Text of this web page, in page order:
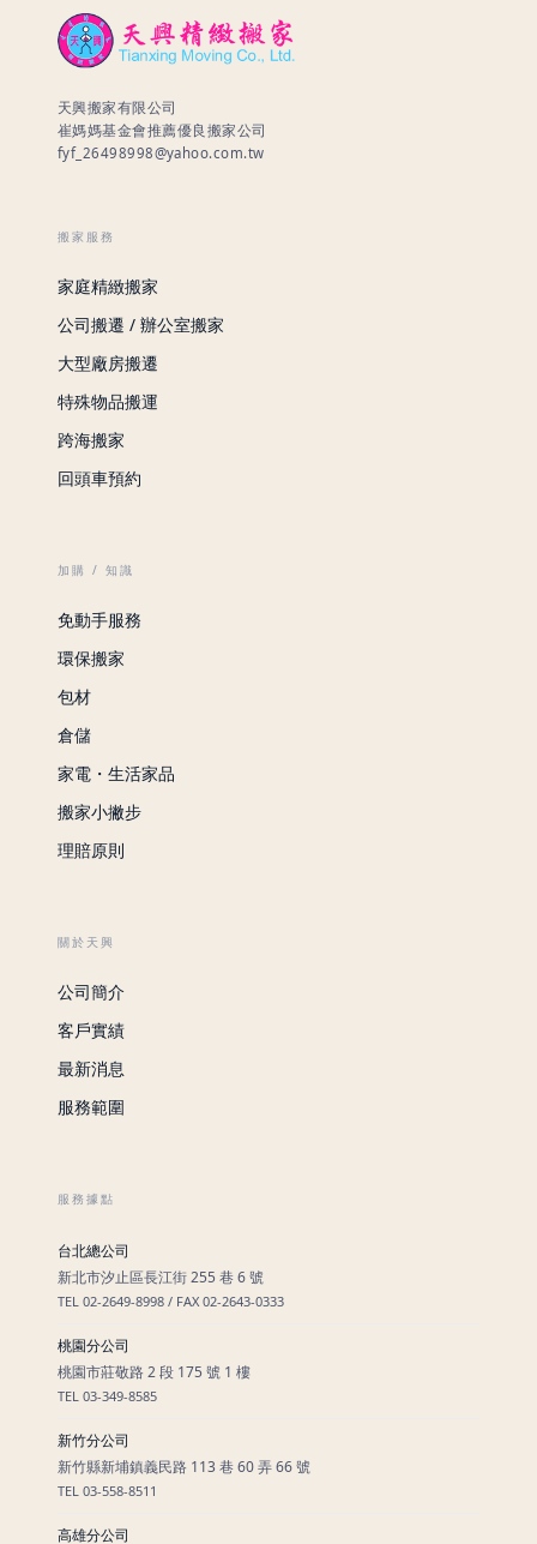
天興搬家有限公司
崔媽媽基金會推薦優良搬家公司
fyf_26498998@yahoo.com.tw
搬家服務
家庭精緻搬家
公司搬遷 / 辦公室搬家
大型廠房搬遷
特殊物品搬運
跨海搬家
回頭車預約
加購 / 知識
免動手服務
環保搬家
包材
倉儲
家電・生活家品
搬家小撇步
理賠原則
關於天興
公司簡介
客戶實績
最新消息
服務範圍
服務據點
台北總公司
新北市汐止區長江街 255 巷 6 號
TEL 02-2649-8998 / FAX 02-2643-0333
桃園分公司
桃園市莊敬路 2 段 175 號 1 樓
TEL 03-349-8585
新竹分公司
新竹縣新埔鎮義民路 113 巷 60 弄 66 號
TEL 03-558-8511
高雄分公司